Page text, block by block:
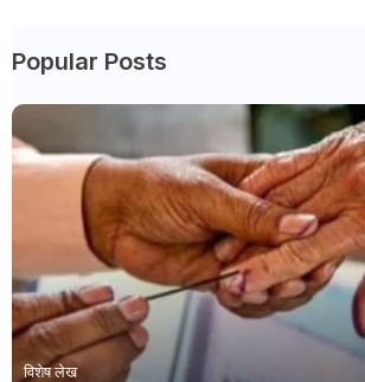
Popular Posts
विशेष लेख